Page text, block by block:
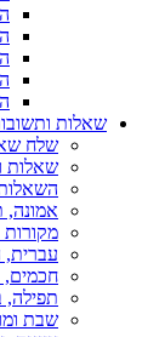
שאלות
שלח
שאלות
אמונה,
מקורות
עברית,
חכמים,
תפילה,
שבת